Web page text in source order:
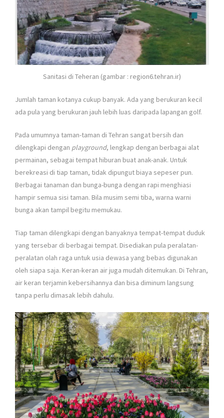
Sanitasi di Teheran (gambar : region6.tehran.ir)
Jumlah taman kotanya cukup banyak. Ada yang berukuran kecil
ada pula yang berukuran jauh lebih luas daripada lapangan golf.
Pada umumnya taman-taman di Tehran sangat bersih dan
dilengkapi dengan playground, lengkap dengan berbagai alat
permainan, sebagai tempat hiburan buat anak-anak. Untuk
berekreasi di tiap taman, tidak dipungut biaya sepeser pun.
Berbagai tanaman dan bunga-bunga dengan rapi menghiasi
hampir semua sisi taman. Bila musim semi tiba, warna warni
bunga akan tampil begitu memukau.
Tiap taman dilengkapi dengan banyaknya tempat-tempat duduk
yang tersebar di berbagai tempat. Disediakan pula peralatan-
peralatan olah raga untuk usia dewasa yang bebas digunakan
oleh siapa saja. Keran-keran air juga mudah ditemukan. Di Tehran,
air keran terjamin kebersihannya dan bisa diminum langsung
tanpa perlu dimasak lebih dahulu.